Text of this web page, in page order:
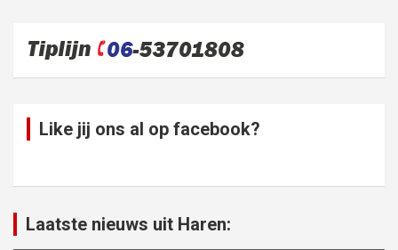
Like jij ons al op facebook?
Laatste nieuws uit Haren: